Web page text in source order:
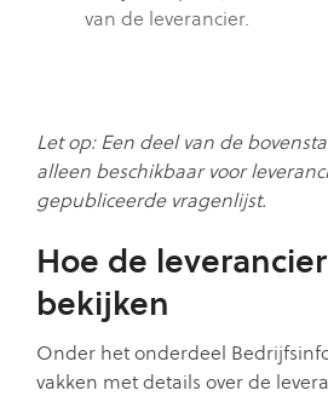
van de leverancier.
Let op: Een deel van de
alleen beschikbaar voor
gepubliceerde vragenlijst.
Hoe de
bekijken
Onder het onderdeel
vakken met details over de